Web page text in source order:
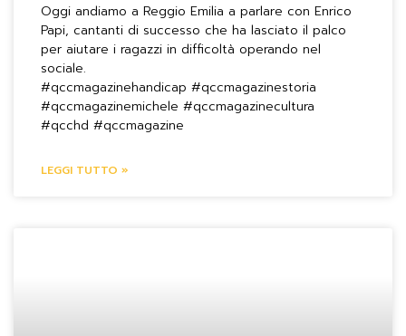
Oggi andiamo a Reggio Emilia a parlare con Enrico
Papi, cantanti di successo che ha lasciato il palco
per aiutare i ragazzi in difficoltà operando nel
sociale.
#qccmagazinehandicap #qccmagazinestoria
#qccmagazinemichele #qccmagazinecultura
#qcchd #qccmagazine
LEGGI TUTTO »